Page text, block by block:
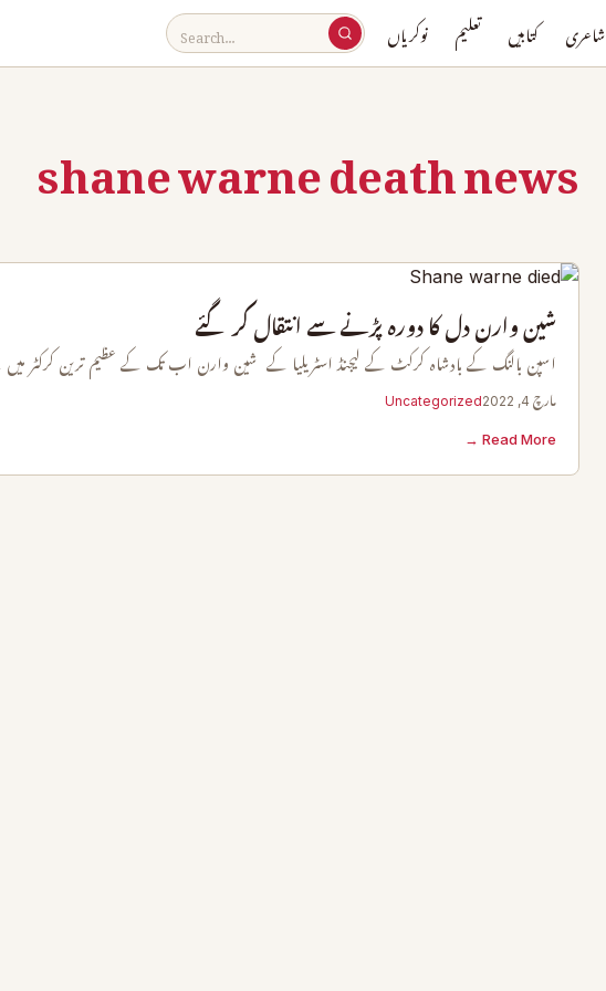
شاعری کتابیں تعلیم نوکریاں
shane warne death news
شین وارن دل کا دورہ پڑنے سے انتقال کر گئے
اسپن بالنگ کے بادشاہ کرکٹ کے لیجنڈ اسٹریلیا کے شین وارن اب تک کے عظیم ترین کرکٹر
مارچ 4, 2022 Uncategorized
Read More →